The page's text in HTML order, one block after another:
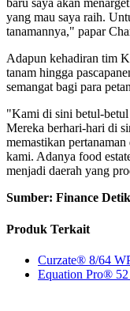
baru saya akan
yang mau saya raih.
tanamannya," papar
Adapun kehadiran tim
tanam hingga
semangat bagi para
"Kami di sini betul-
Mereka berhari-hari di
memastikan
kami. Adanya food
menjadi daerah yang
Sumber: Finance Detik
Produk Terkait
Curzate® 8/64
Equation Pro®